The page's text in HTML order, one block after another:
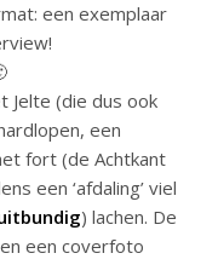
een exemplaar
Jelte (die dus ook
een
fort (de Achtkant
een ‘afdaling’ viel
) lachen. De
een coverfoto